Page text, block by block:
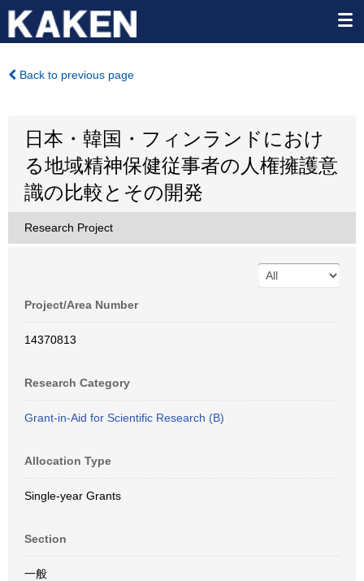
Back to previous page
日本・韓国・フィンランドにおけ
る地域精神保健従事者の人権擁護意
識の比較とその開発
Research Project
Project/Area Number
14370813
Research Category
Grant-in-Aid for Scientific Research (B)
Allocation Type
Single-year Grants
Section
一般